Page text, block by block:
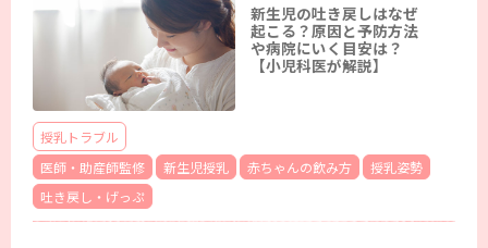
新生児の吐き戻しはなぜ
起こる？原因と予防方法
や病院にいく目安は？
【小児科医が解説】
授乳トラブル
医師・助産師監修
新生児授乳 赤ちゃんの飲み方
授乳姿勢
吐き戻し・げっぷ